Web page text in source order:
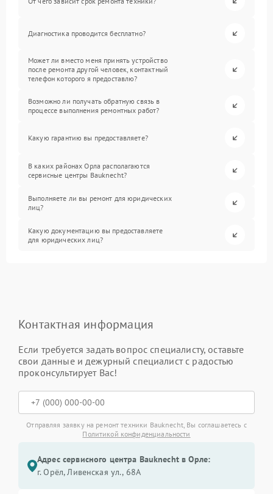
Диагностика проводится бесплатно?
Может ли вместо меня принять устройство
после ремонта другой человек, контактный
телефон которого я предоставлю?
Возможно ли получать обратную связь в
процессе выполнения ремонтных работ?
Какую гарантию вы предоставляете?
В каких районах Орла располагаются
сервисные центры Bauknecht?
Выполняете ли вы ремонт для юридических
лиц?
Какую документацию вы предоставляете
для юридических лиц?
Контактная информация
Если требуется задать вопрос специалисту, оставьте
свои данные и дежурный специалист с радостью
проконсультирует Вас!
Отправляя заявку на ремонт техники Bauknecht, Вы соглашаетесь с
Политикой конфиденциальности
Адрес сервисного центра Bauknecht в Орле:
г. Орёл, Ливенская ул., 68А